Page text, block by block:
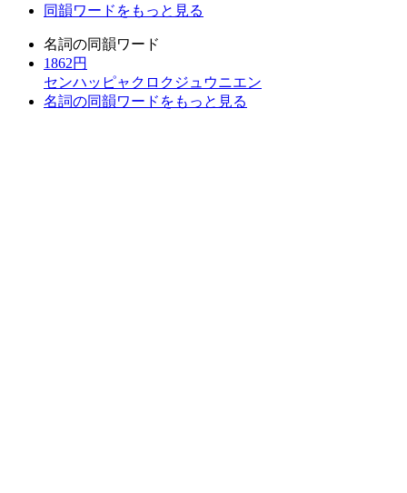
同韻ワードをもっと見る
名詞の同韻ワード
1862円
センハッピャクロクジュウニエン
名詞の同韻ワードをもっと見る